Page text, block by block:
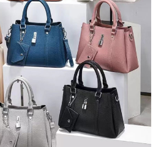
取消之訂單仍視為有效，需透過AFTEE先享
享後付 」之結帳頁面顯示為準，若有關於
退款等相關疑問，請聯繫「AFTEE先享後付
support/home
司提供之「AFTEE先享後付」服務完成之交
供個人資料，並將交易相關給付款項請求債
。
瀏覽以下網址：
法定代理人或監護人之同意方可使用
以上)免運費
以上)免運費
以上)免運費
以上)免運費